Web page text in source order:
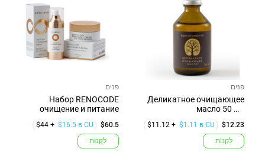
פנים
Набор RENOCODE
очищение и питание
$60.5
$44 + $16.5 в CU
לִקְנוֹת
פנים
Деликатное очищающее
масло 50 мл
"Вдохновение" Бай...
$12.23
$11.12 + $1.11 в CU
לִקְנוֹת